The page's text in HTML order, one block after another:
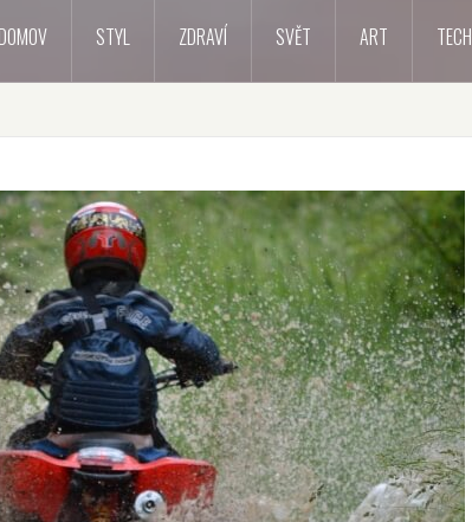
DOMOV STYL ZDRAVÍ SVĚT ART TECH